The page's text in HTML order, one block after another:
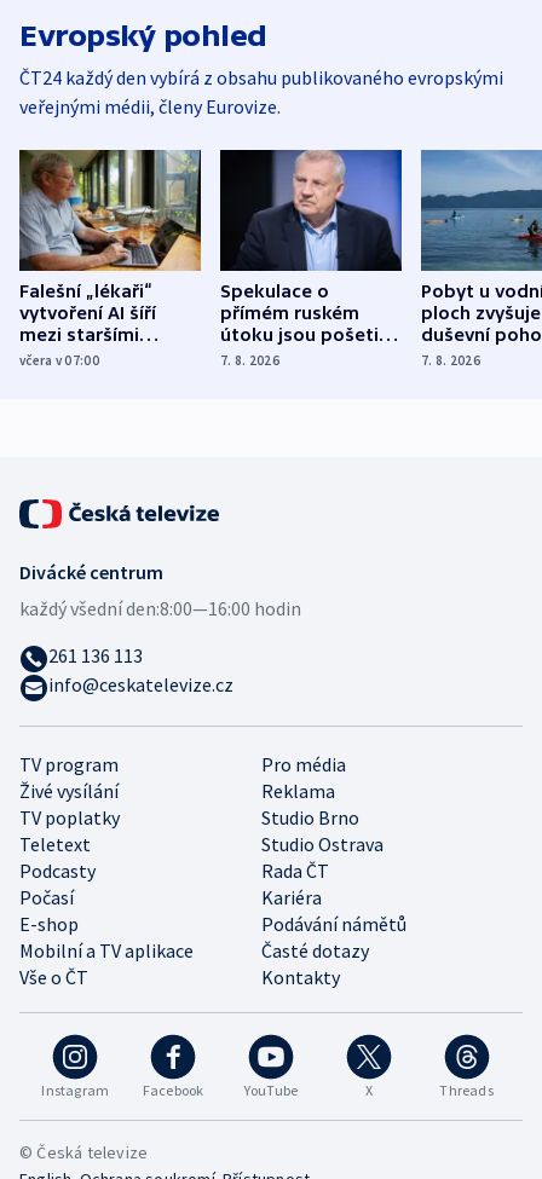
Evropský pohled
ČT24 každý den vybírá z obsahu publikovaného evropskými
veřejnými médii, členy Eurovize.
Falešní „lékaři“
vytvoření AI šíří
mezi staršími
Poláky nebezpečné
včera v 07:00
Spekulace o
přímém ruském
útoku jsou pošetilé,
míní estonský
7. 8. 2026
Pobyt u
ploch zvyšuje
duševní
ukázala
7. 8. 2026
Instagram Facebook YouTube X Threads
TV program
Pro média
Živé vysílání
Reklama
TV poplatky
Studio Brno
Teletext
Studio Ostrava
Podcasty
Rada ČT
Počasí
Kariéra
E-shop
Podávání námětů
Mobilní a TV aplikace
Časté dotazy
Vše o ČT
Kontakty
Divácké centrum
každý všední den:8:00—16:00 hodin
261 136 113
info@ceskatelevize.cz
© Česká televize